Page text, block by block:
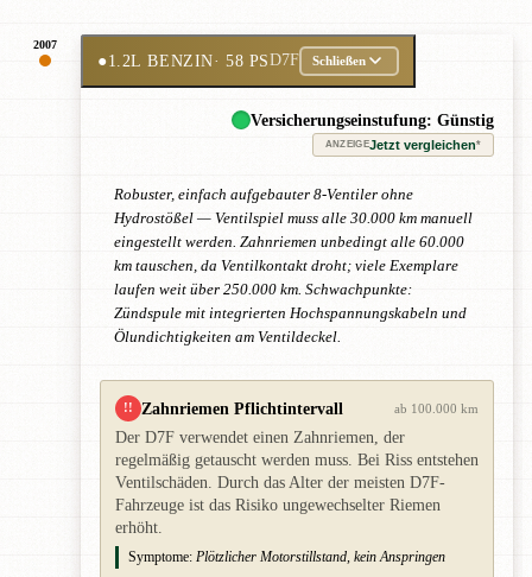
2007
●1.2L BENZIN· 58 PSD7F Schließen
Versicherungseinstufung: Günstig
ANZEIGEJetzt vergleichen*
Robuster, einfach aufgebauter 8-Ventiler ohne
Hydrostößel — Ventilspiel muss alle 30.000 km manuell
eingestellt werden. Zahnriemen unbedingt alle 60.000
km tauschen, da Ventilkontakt droht; viele Exemplare
laufen weit über 250.000 km. Schwachpunkte:
Zündspule mit integrierten Hochspannungskabeln und
Ölundichtigkeiten am Ventildeckel.
!! Zahnriemen Pflichtintervall ab 100.000 km
Der D7F verwendet einen Zahnriemen, der
regelmäßig getauscht werden muss. Bei Riss entstehen
Ventilschäden. Durch das Alter der meisten D7F-
Fahrzeuge ist das Risiko ungewechselter Riemen
erhöht.
Symptome: Plötzlicher Motorstillstand, kein Anspringen